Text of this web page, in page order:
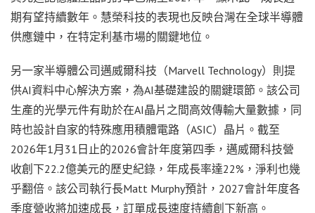
期有望持續數年。慧榮科技的表現也反映台灣在全球半導體
供應鏈中，在特定利基市場的關鍵地位。
另一家半導體公司邁威爾科技（Marvell Technology）則提
供AI資料中心解決方案，為AI基礎建設的關鍵環節。該公司
生產的光學元件有助於在AI晶片之間高效傳輸大量數據，同
時也設計自家的特殊應用積體電路（ASIC）晶片。截至
2026年1月31日止的2026會計年度第四季，邁威爾科技營
收創下22.2億美元的歷史紀錄，年成長率達22%，淨利也幾
乎翻倍。該公司執行長Matt Murphy預計，2027會計年度各
季度營收將加速成長，訂單成長速度持續創下新高。